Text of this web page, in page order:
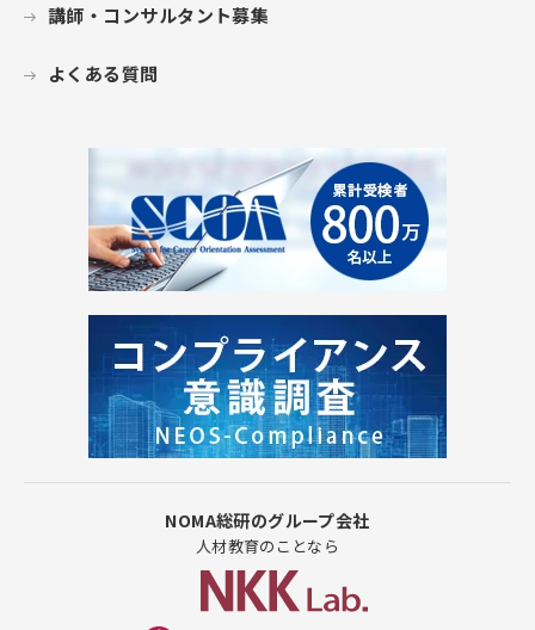
講師・コンサルタント募集
よくある質問
NOMA総研のグループ会社
人材教育のことなら